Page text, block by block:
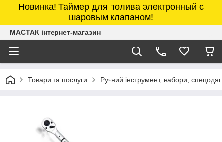
Новинка! Таймер для полива электронный с
шаровым клапаном!
МАСТАК інтернет-магазин
Товари та послуги Ручний інструмент, набори, спецодяг